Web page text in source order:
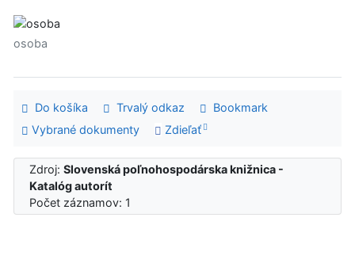
osoba
Do košíka Trvalý odkaz
Bookmark
Vybrané dokumenty
Zdieľať
Zdroj:Slovenská poľnohospodárska knižnica -
Katalóg autorít
Počet záznamov: 1